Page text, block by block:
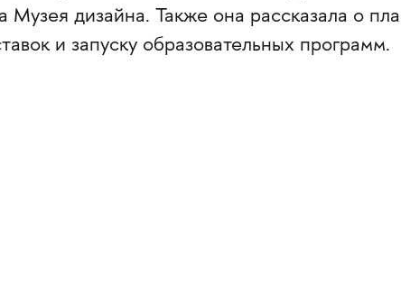
Музея дизайна. Также она рассказала о
и запуску образовательных программ.